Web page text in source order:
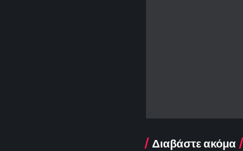
Διαβάστε ακόμα